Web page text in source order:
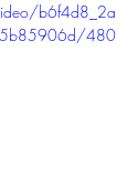
b6f4d8_2a
480